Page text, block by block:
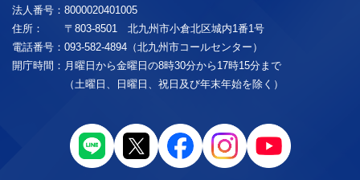
法人番号： 8000020401005
住所：
〒803-8501 北九州市小倉北区城内1番1号
電話番号： 093-582-4894（北九州市コールセンター）
開庁時間： 月曜日から金曜日の8時30分から17時15分まで
（土曜日、日曜日、祝日及び年末年始を除く）